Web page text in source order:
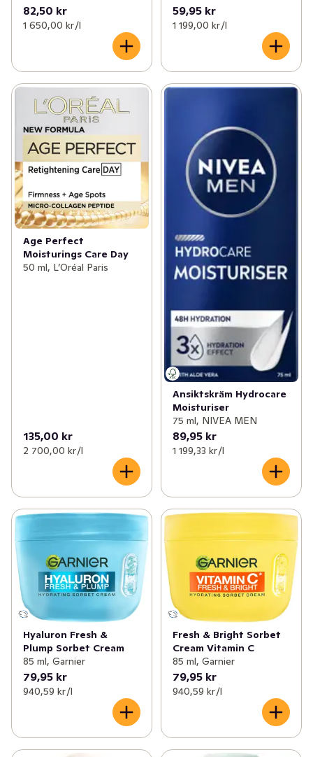
82,50 kr
1 650,00 kr /l
59,95 kr
1 199,00 kr /l
Age Perfect
Moisturings Care Day
50 ml, L’Oréal Paris
135,00 kr
2 700,00 kr /l
Ansiktskräm Hydrocare
Moisturiser
75 ml, NIVEA MEN
89,95 kr
1 199,33 kr /l
Hyaluron Fresh &
Plump Sorbet Cream
85 ml, Garnier
79,95 kr
940,59 kr /l
Fresh & Bright Sorbet
Cream Vitamin C
85 ml, Garnier
79,95 kr
940,59 kr /l